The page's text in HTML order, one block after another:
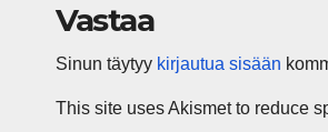
Vastaa
Sinun täytyy kirjautua sisään
This site uses Akismet to reduce